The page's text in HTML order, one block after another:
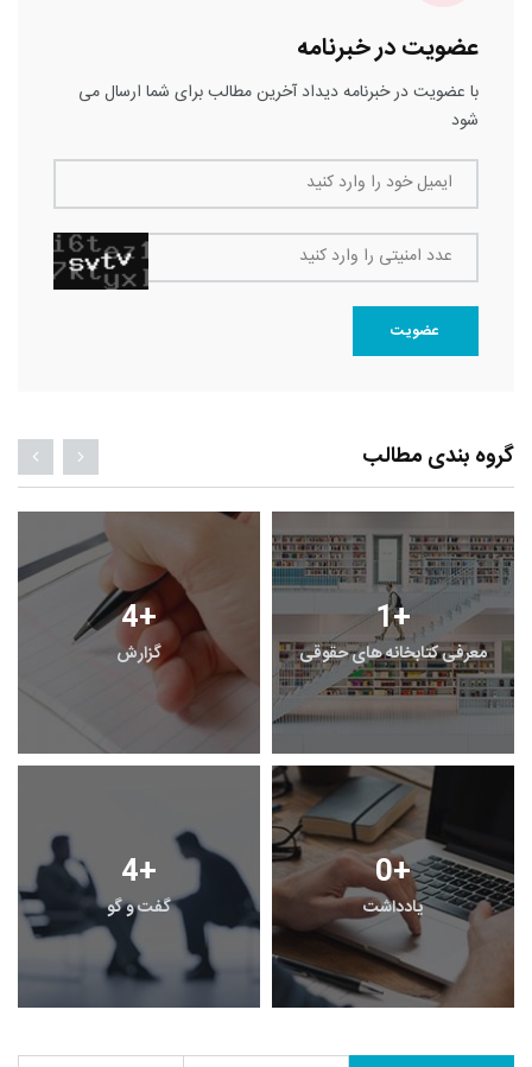
عضویت در خبرنامه
با عضویت در خبرنامه دیداد آخرین مطالب برای شما ارسال می
شود
ایمیل خود را وارد کنید
عدد امنیتی را وارد کنید
عضویت
گروه بندی مطالب
4+
گزارش
1+
معرفی کتابخانه های حقوقی
4+
گفت و گو
0+
یادداشت